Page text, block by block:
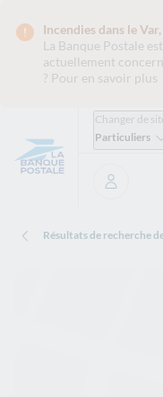
Incendies dans le
La Banque Postale est
actuellement
? Pour en savoir plus
Changer de
Particuliers
Se
Résultats de recherche